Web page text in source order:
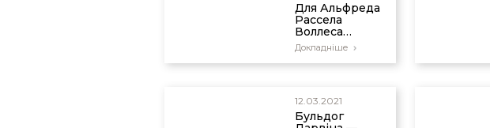
Для Альфреда
Рассела
Воллеса
природний
добір відчинив
двері в
Докладніше
12.03.2021
Бульдог